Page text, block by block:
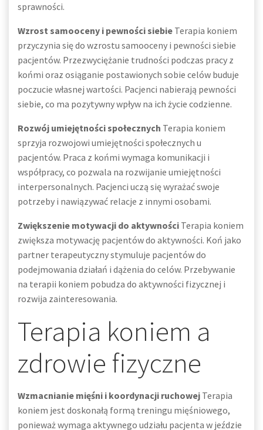
sprawności.
Wzrost samooceny i pewności siebie Terapia koniem
przyczynia się do wzrostu samooceny i pewności siebie
pacjentów. Przezwyciężanie trudności podczas pracy z
końmi oraz osiąganie postawionych sobie celów buduje
poczucie własnej wartości. Pacjenci nabierają pewności
siebie, co ma pozytywny wpływ na ich życie codzienne.
Rozwój umiejętności społecznych Terapia koniem
sprzyja rozwojowi umiejętności społecznych u
pacjentów. Praca z końmi wymaga komunikacji i
współpracy, co pozwala na rozwijanie umiejętności
interpersonalnych. Pacjenci uczą się wyrażać swoje
potrzeby i nawiązywać relacje z innymi osobami.
Zwiększenie motywacji do aktywności Terapia koniem
zwiększa motywację pacjentów do aktywności. Koń jako
partner terapeutyczny stymuluje pacjentów do
podejmowania działań i dążenia do celów. Przebywanie
na terapii koniem pobudza do aktywności fizycznej i
rozwija zainteresowania.
Terapia koniem a
zdrowie fizyczne
Wzmacnianie mięśni i koordynacji ruchowej Terapia
koniem jest doskonałą formą treningu mięśniowego,
ponieważ wymaga aktywnego udziału pacjenta w jeździe